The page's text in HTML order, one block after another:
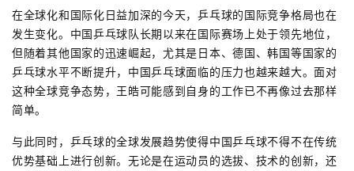
在全球化和国际化日益加深的今天，乒乓球的国际竞争格局也在
发生变化。中国乒乓球队长期以来在国际赛场上处于领先地位，
但随着其他国家的迅速崛起，尤其是日本、德国、韩国等国家的
乒乓球水平不断提升，中国乒乓球面临的压力也越来越大。面对
这种全球竞争态势，王皓可能感到自身的工作已不再像过去那样
简单。
与此同时，乒乓球的全球发展趋势使得中国乒乓球不得不在传统
优势基础上进行创新。无论是在运动员的选拔、技术的创新，还